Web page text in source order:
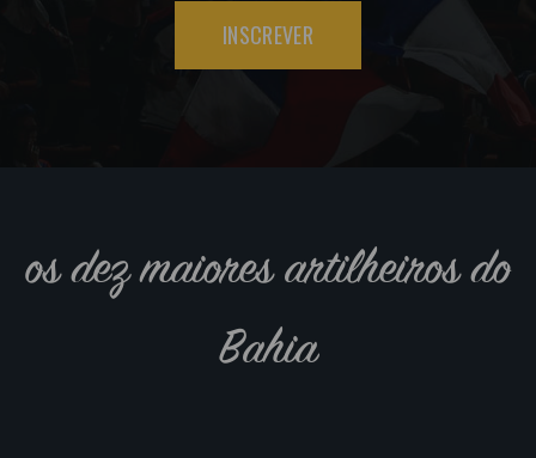
INSCREVER
os dez maiores artilheiros do
Bahia